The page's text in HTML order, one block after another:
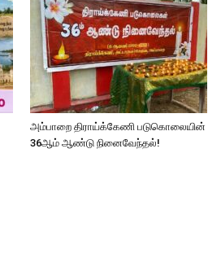
அம்பாறை திராய்க்கேணி படுகொலையின்
36ஆம் ஆண்டு நினைவேந்தல்!